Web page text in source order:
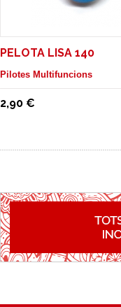
PELOTA LISA 140
Pilotes Multifuncions
2,90 €